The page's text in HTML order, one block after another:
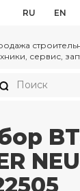
RU EN
сервис,